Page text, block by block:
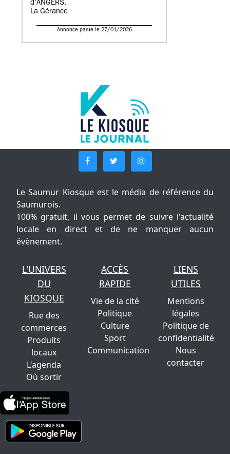
d’ANGERS.
La Gérance
Annonce parue le 27/01/2026
Le Saumur Kiosque est le média de référence du
Saumurois.
100% gratuit, il vous permet de suivre l'actualité
locale en direct et de ne manquer aucun
évènement.
L'UNIVERS
DU
KIOSQUE
Rue des
commerces
Produits
locaux
L'agenda
Où sortir
ACCÈS
RAPIDE
Vie de la cité
Politique
Culture
Sport
Communication
LIENS
UTILES
Mentions
légales
Politique de
confidentialité
Nous
contacter